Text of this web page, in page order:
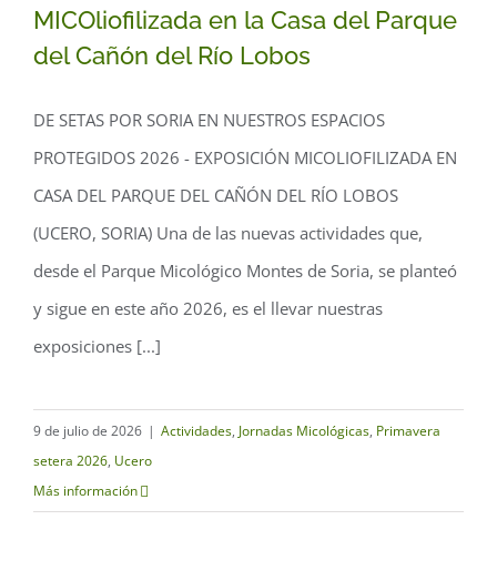
Espacios Protegidos 2026:
MICOliofilizada en la Casa del Parque
del Cañón del Río Lobos
DE SETAS POR SORIA EN NUESTROS ESPACIOS
PROTEGIDOS 2026 - EXPOSICIÓN MICOLIOFILIZADA EN
CASA DEL PARQUE DEL CAÑÓN DEL RÍO LOBOS
(UCERO, SORIA) Una de las nuevas actividades que,
desde el Parque Micológico Montes de Soria, se planteó
y sigue en este año 2026, es el llevar nuestras
exposiciones [...]
9 de julio de 2026 | Actividades, Jornadas Micológicas, Primavera
setera 2026, Ucero
Más información